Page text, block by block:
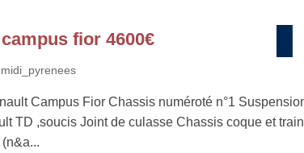
fior 4600€
midi_pyrenees
Campus Fior Chassis numéroté n°1
TD ,soucis Joint de culasse Chassis coque et